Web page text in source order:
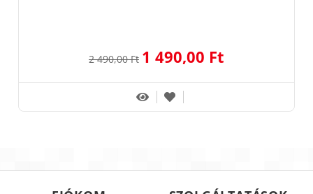
2 490,00 Ft 1 490,00 Ft